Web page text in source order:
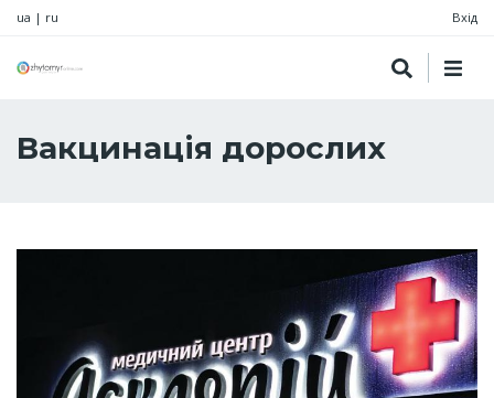
ua | ru Вхід
Вакцинація дорослих